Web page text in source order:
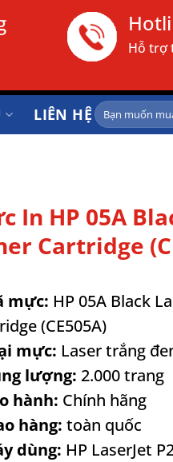
Hỗ trợ
LIÊN HỆ Tìm
kiếm:
In HP 05A
Cartridge
mực: HP 05A Black
(CE505A)
mực: Laser trắng
lượng: 2.000 trang
hành: Chính hãng
hàng: toàn quốc
dùng: HP LaserJet